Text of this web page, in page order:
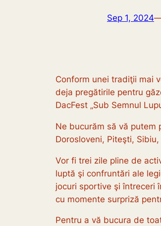
Sep 1, 2024
Conform unei tradiţii mai
deja pregătirile pentru
DacFest „Sub Semnul
Ne bucurăm să vă putem
Dorosloveni, Piteşti,
Vor fi trei zile pline de
luptă şi confruntări ale
jocuri sportive şi întreceri
cu momente surpriză
Pentru a vă bucura de